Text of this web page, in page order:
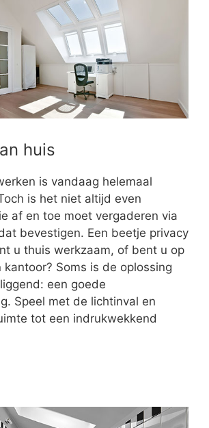
huis
is vandaag helemaal
is het niet altijd even
af en toe moet vergaderen via
bevestigen. Een beetje privacy
u thuis werkzaam, of bent u op
kantoor? Soms is de oplossing
een goede
Speel met de lichtinval en
tot een indrukwekkend